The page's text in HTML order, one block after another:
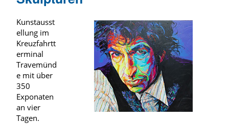
Kunstausst
ellung im
Kreuzfahrtt
erminal
Travemünd
e mit über
350
Exponaten
an vier
Tagen.